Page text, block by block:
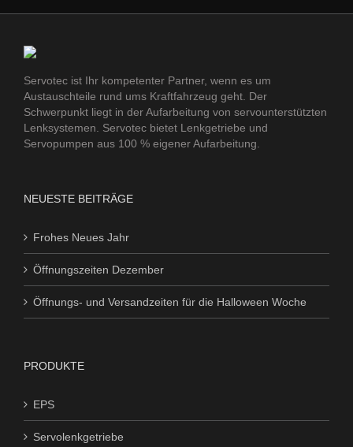
Servotec ist Ihr kompetenter Partner, wenn es um
Austauschteile rund ums Kraftfahrzeug geht. Der
Schwerpunkt liegt in der Aufarbeitung von servounterstützten
Lenksystemen. Servotec bietet Lenkgetriebe und
Servopumpen aus 100 % eigener Aufarbeitung.
NEUESTE BEITRÄGE
Frohes Neues Jahr
Öffnungszeiten Dezember
Öffnungs- und Versandzeiten für die Halloween Woche
PRODUKTE
EPS
Servolenkgetriebe